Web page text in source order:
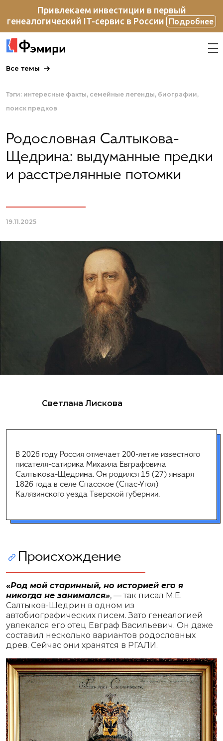
Привлекаем инвестиции в первый
генеалогический IT-сервис в России
Подробнее
Тэги: интересные факты семейные легенды биографии
поиск предков
Все темы
Родословная Салтыкова-
Щедрина: выдуманные предки
и расстрелянные потомки
19.11.2025
Светлана Лискова
В 2026 году Россия отмечает 200-летие известного
писателя-сатирика Михаила Евграфовича
Салтыкова-Щедрина. Он родился 15 (27) января
1826 года в селе Спасское (Спас-Угол)
Калязинского уезда Тверской губернии.
Происхождение
«Род мой старинный, но историей его я
никогда не занимался», — так писал М.Е.
Салтыков-Щедрин в одном из
автобиографических писем. Зато генеалогией
увлекался его отец Евграф Васильевич. Он даже
составил несколько вариантов родословных
древ. Сейчас они хранятся в РГАЛИ.